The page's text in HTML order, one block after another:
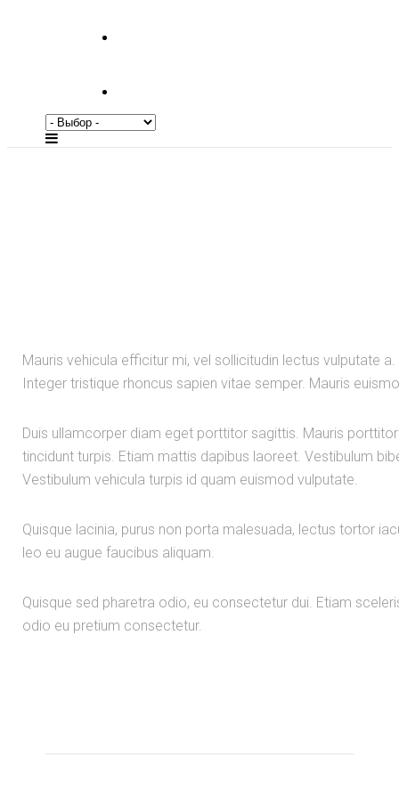
Mauris vehicula efficitur mi, vel sollicitudin lectus vulputate
Integer tristique rhoncus sapien vitae semper. Mauris
Duis ullamcorper diam eget porttitor sagittis. Mauris
tincidunt turpis. Etiam mattis dapibus laoreet. Vestibulum
Vestibulum vehicula turpis id quam euismod vulputate.
Quisque lacinia, purus non porta malesuada, lectus tortor
leo eu augue faucibus aliquam.
Quisque sed pharetra odio, eu consectetur dui. Etiam
odio eu pretium consectetur.